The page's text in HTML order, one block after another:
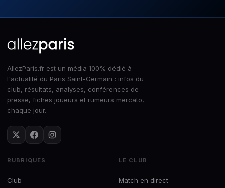
AllezParis.fr est un média 100% dédié à
l'actualité du Paris Saint-Germain : infos du
club, résultats, analyses, conférences de
presse, fiches joueurs et rumeurs mercato,
chaque jour.
RUBRIQUES
Club
LE CLUB
Match en direct